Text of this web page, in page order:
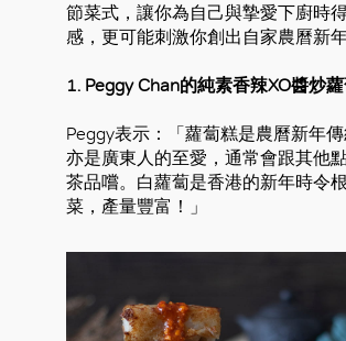
節菜式，讓你為自己與摯愛下廚時
感，更可能刺激你創出自家農曆新年
1. Peggy Chan的純素香辣XO醬炒
Peggy表示：「蘿蔔糕是農曆新年傳
亦是廣東人的至愛，通常會跟其他
茶品嚐。白蘿蔔是香港的新年時令
菜，產量豐富！」